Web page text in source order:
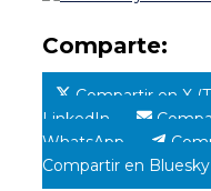
Comparte:
Compartir en X
LinkedIn
WhatsApp
Compartir en Bluesky